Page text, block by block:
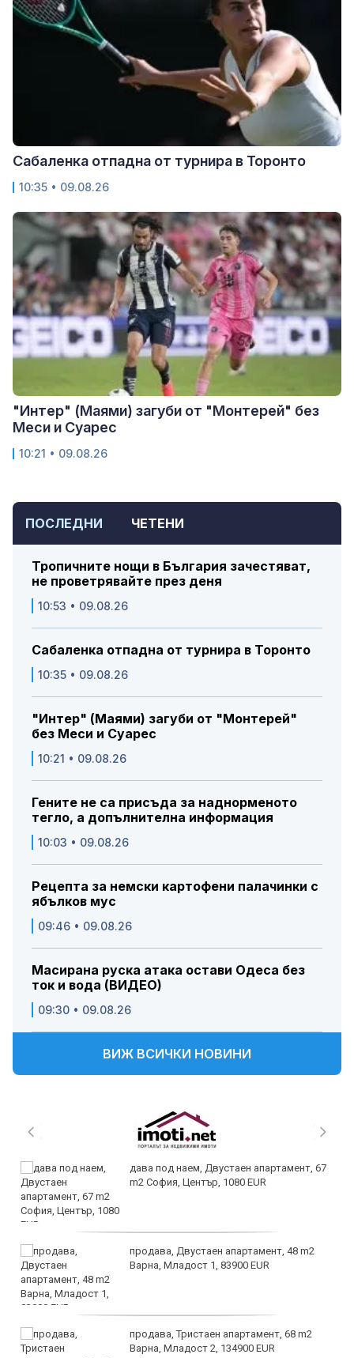
ПОСЛЕДНИ ЧЕТЕНИ
Тропичните нощи в България зачестяват,
не проветрявайте през деня
10:53 • 09.08.26
Сабаленка отпадна от турнира в Торонто
10:35 • 09.08.26
"Интер" (Маями) загуби от "Монтерей"
без Меси и Суарес
10:21 • 09.08.26
Гените не са присъда за наднорменото
тегло, а допълнителна информация
10:03 • 09.08.26
Рецепта за немски картофени палачинки с
ябълков мус
09:46 • 09.08.26
Масирана руска атака остави Одеса без
ток и вода (ВИДЕО)
09:30 • 09.08.26
ВИЖ ВСИЧКИ НОВИНИ
дава под наем, Двустаен апартамент, 67
m2 София, Център, 1080 EUR
продава, Двустаен апартамент, 48 m2
Варна, Младост 1, 83900 EUR
продава, Тристаен апартамент, 68 m2
Варна, Младост 2, 134900 EUR
Сабаленка отпадна от турнира в Торонто
10:35 • 09.08.26
"Интер" (Маями) загуби от "Монтерей" без
Меси и Суарес
10:21 • 09.08.26